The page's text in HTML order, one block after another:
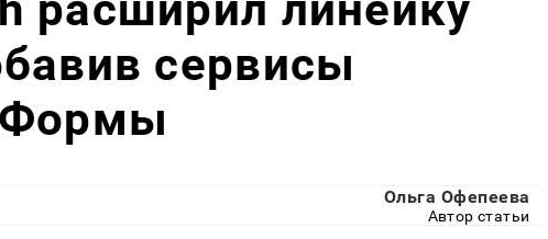
сервисы
Формы
Ольга Офепеева
Автор статьи